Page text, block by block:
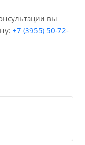
вы
+7 (3955) 50-72-